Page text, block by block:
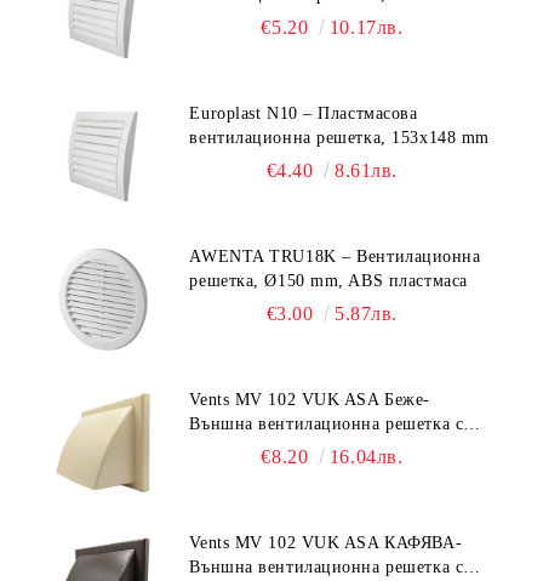
€5.20 10.17лв.
Europlast N10 – Пластмасова
вентилационна решетка, 153x148 mm
€4.40 8.61лв.
AWENTA TRU18K – Вентилационна
решетка, Ø150 mm, ABS пластмаса
€3.00 5.87лв.
Vents MV 102 VUK ASA Беже-
Външна вентилационна решетка с
гравитачна клапа Ø 100, Ø 125,
€8.20 16.04лв.
Vents MV 102 VUK ASA КАФЯВА-
Външна вентилационна решетка с